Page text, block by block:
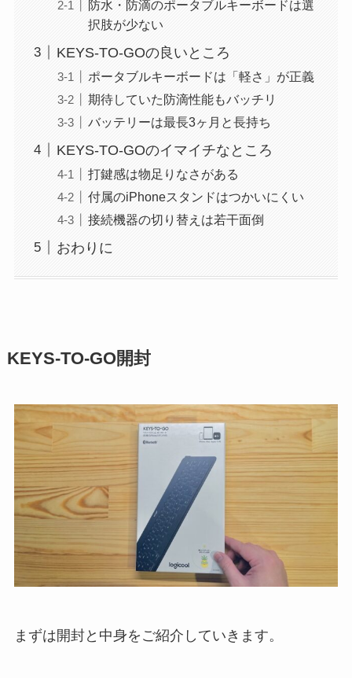
防水・防滴のポータブルキーボードは選
択肢が少ない
KEYS-TO-GOの良いところ
ポータブルキーボードは「軽さ」が正義
期待していた防滴性能もバッチリ
バッテリーは最長3ヶ月と長持ち
KEYS-TO-GOのイマイチなところ
打鍵感は物足りなさがある
付属のiPhoneスタンドはつかいにくい
接続機器の切り替えは若干面倒
おわりに
KEYS-TO-GO開封
まずは開封と中身をご紹介していきます。